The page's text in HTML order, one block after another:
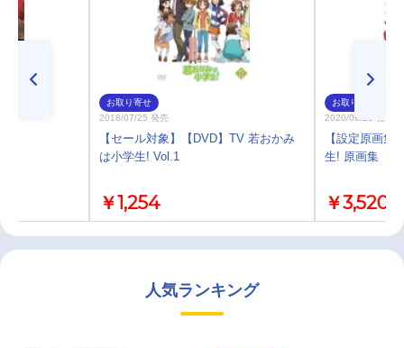
お取り寄せ
2018/07/25 発売
【セール対象】【DVD】TV 若おかみ
は小学生! Vol.1
￥1,254
お取り寄せ
2020/09/23 発売
【設定原画集
生! 原画集
￥3,520
人気ランキング